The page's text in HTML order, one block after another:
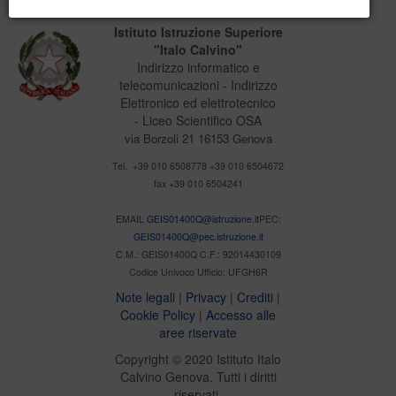
Istituto Istruzione Superiore
"Italo Calvino"
Indirizzo informatico e
telecomunicazioni - Indirizzo
Elettronico ed elettrotecnico
- Liceo Scientifico OSA
via Borzoli 21 16153 Genova
Tel. +39 010 6508778 +39 010 6504672
fax +39 010 6504241
EMAIL GEIS01400Q@istruzione.itPEC:
GEIS01400Q@pec.istruzione.it
C.M.: GEIS01400Q C.F.: 92014430109
Codice Univoco Ufficio: UFGH6R
Note legali | Privacy | Crediti |
Cookie Policy | Accesso alle
aree riservate
Copyright © 2020 Istituto Italo
Calvino Genova. Tutti i diritti